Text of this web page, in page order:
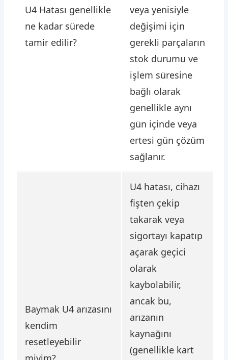
U4 Hatası genellikle
ne kadar sürede
tamir edilir?
veya yenisiyle
değişimi için
gerekli parçaların
stok durumu ve
işlem süresine
bağlı olarak
genellikle aynı
gün içinde veya
ertesi gün çözüm
sağlanır.
Baymak U4 arızasını
kendim
resetleyebilir
U4 hatası, cihazı
fişten çekip
takarak veya
sigortayı kapatıp
açarak geçici
olarak
kaybolabilir,
ancak bu,
arızanın
kaynağını
(genellikle kart